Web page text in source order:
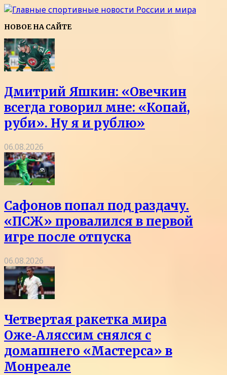
НОВОЕ НА САЙТЕ
Дмитрий Яшкин: «Овечкин
всегда говорил мне: «Копай,
руби». Ну я и рублю»
06.08.2026
Сафонов попал под раздачу.
«ПСЖ» провалился в первой
игре после отпуска
06.08.2026
Четвертая ракетка мира
Оже‑Аляссим снялся с
домашнего «Мастерса» в
Монреале